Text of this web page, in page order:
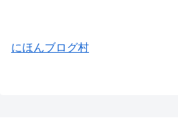
にほんブログ村